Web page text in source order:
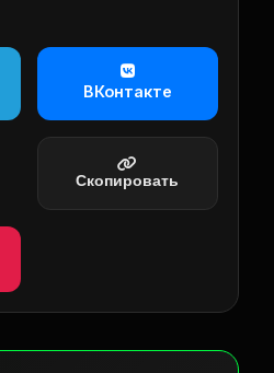
ВКонтакте
Скопировать